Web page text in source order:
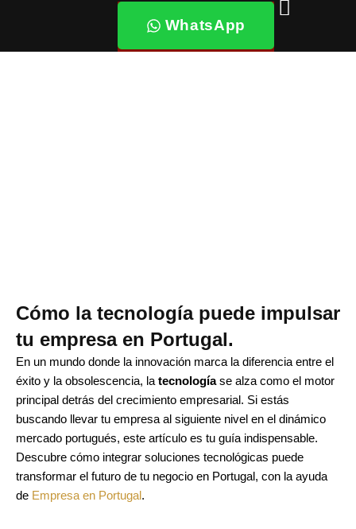
WhatsApp
Cómo la tecnología puede impulsar
tu empresa en Portugal.
En un mundo donde la innovación marca la diferencia entre el
éxito y la obsolescencia, la tecnologíase alza como el motor
principal detrás del crecimiento empresarial. Si estás
buscando llevar tu empresa al siguiente nivel en el dinámico
mercado portugués, este artículo es tu guía indispensable.
Descubre cómo integrar soluciones tecnológicas puede
transformar el futuro de tu negocio en Portugal, con la ayuda
de Empresa en Portugal.